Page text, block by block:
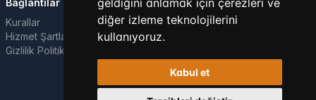
geldiğini anlamak için çerezleri ve
diğer izleme teknolojilerini
kullanıyoruz.
Kabul et
Bağlantılar
Kurallar
Hizmet Şartları
Gizlilik Politikası